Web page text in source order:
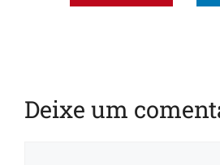
Deixe um